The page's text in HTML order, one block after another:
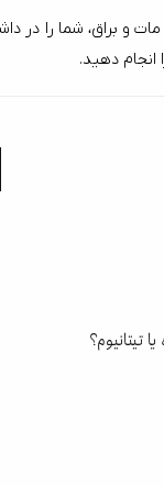
انجام دهید.
تیتانیوم؟